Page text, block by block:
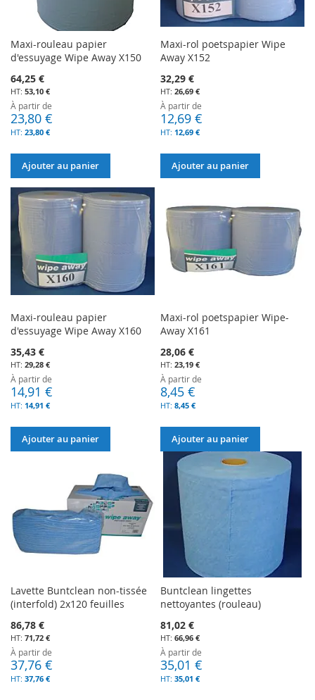
Maxi-rouleau papier
d'essuyage Wipe Away X150
64,25 €
53,10 €
À partir de
23,80 €
23,80 €
Ajouter au panier
Maxi-rol poetspapier Wipe
Away X152
32,29 €
26,69 €
À partir de
12,69 €
12,69 €
Ajouter au panier
Maxi-rouleau papier
d'essuyage Wipe Away X160
35,43 €
29,28 €
À partir de
14,91 €
14,91 €
Ajouter au panier
Maxi-rol poetspapier Wipe-
Away X161
28,06 €
23,19 €
À partir de
8,45 €
8,45 €
Ajouter au panier
Lavette Buntclean non-tissée
(interfold) 2x120 feuilles
86,78 €
71,72 €
À partir de
37,76 €
37,76 €
Buntclean lingettes
nettoyantes (rouleau)
81,02 €
66,96 €
À partir de
35,01 €
35,01 €